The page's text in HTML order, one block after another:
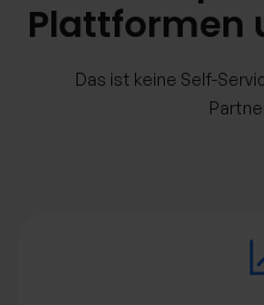
Plattformen
Das ist keine Self-